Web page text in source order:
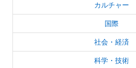
カルチャー
国際
社会・経済
科学・技術